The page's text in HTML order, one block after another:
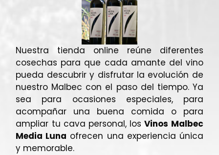
Nuestra tienda online reúne diferentes
cosechas para que cada amante del vino
pueda descubrir y disfrutar la evolución de
nuestro Malbec con el paso del tiempo. Ya
sea para ocasiones especiales, para
acompañar una buena comida o para
ampliar tu cava personal, losVinos Malbec
Media Luna ofrecen una experiencia única
y memorable.